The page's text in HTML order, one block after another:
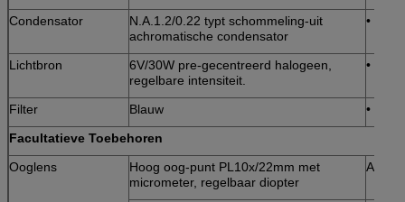
Condensator
N.A.1.2/0.22 typt schommeling-uit
achromatische condensator
•
Lichtbron
6V/30W pre-gecentreerd halogeen,
regelbare intensiteit.
•
Filter Blauw
•
Facultatieve Toebehoren
Ooglens
Hoog oog-punt PL10x/22mm met
micrometer, regelbaar diopter